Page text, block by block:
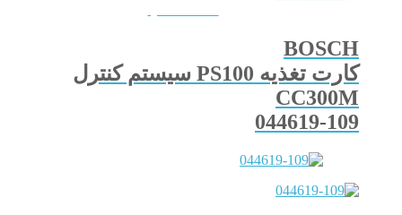
BOSCH
کارت تغذیه PS100 سیستم کنترل
CC300M
044619-109